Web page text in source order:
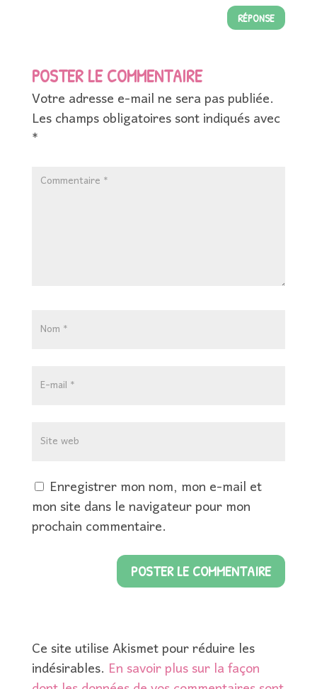
RÉPONSE
POSTER LE COMMENTAIRE
Votre adresse e-mail ne sera pas publiée.
Les champs obligatoires sont indiqués avec
*
Enregistrer mon nom, mon e-mail et
mon site dans le navigateur pour mon
prochain commentaire.
Ce site utilise Akismet pour réduire les
indésirables. En savoir plus sur la façon